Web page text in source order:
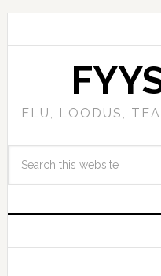
ELU, LOODUS,